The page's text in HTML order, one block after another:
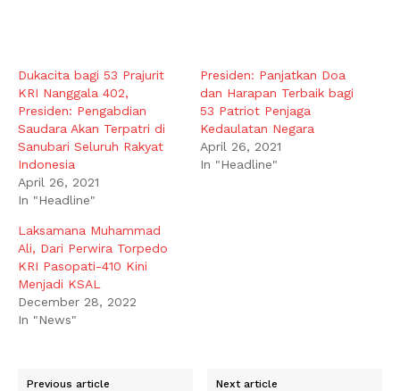
Dukacita bagi 53 Prajurit
KRI Nanggala 402,
Presiden: Pengabdian
Saudara Akan Terpatri di
Sanubari Seluruh Rakyat
Indonesia
April 26, 2021
In "Headline"
Presiden: Panjatkan Doa
dan Harapan Terbaik bagi
53 Patriot Penjaga
Kedaulatan Negara
April 26, 2021
In "Headline"
Laksamana Muhammad
Ali, Dari Perwira Torpedo
KRI Pasopati-410 Kini
Menjadi KSAL
December 28, 2022
In "News"
Previous article Next article